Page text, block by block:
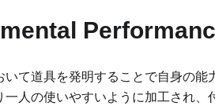
て道具を発明することで自身の
人の使いやすいように加工され